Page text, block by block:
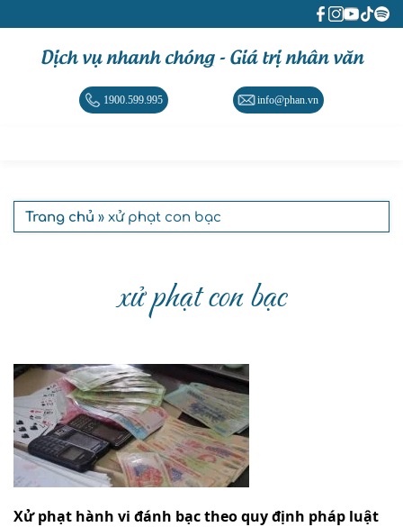
Dịch vụ nhanh chóng - Giá trị nhân văn
1900.599.995 info@phan.vn
Trang chủ » xử phạt con bạc
xử phạt con bạc
Xử phạt hành vi đánh bạc theo quy định pháp luật